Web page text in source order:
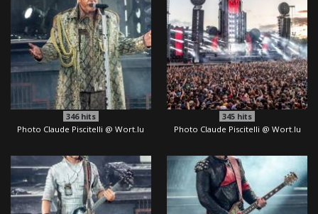
346hits
Photo Claude Piscitelli @ Wort.lu
345 hits
Photo Claude Piscitelli @ Wort.lu